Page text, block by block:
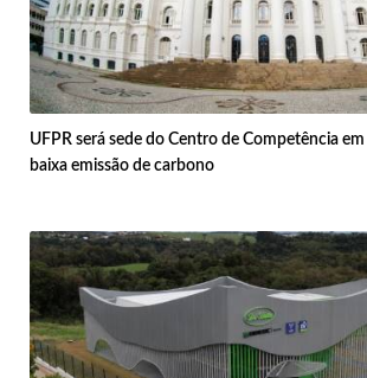
UFPR será sede do Centro de Competência
baixa emissão de carbono